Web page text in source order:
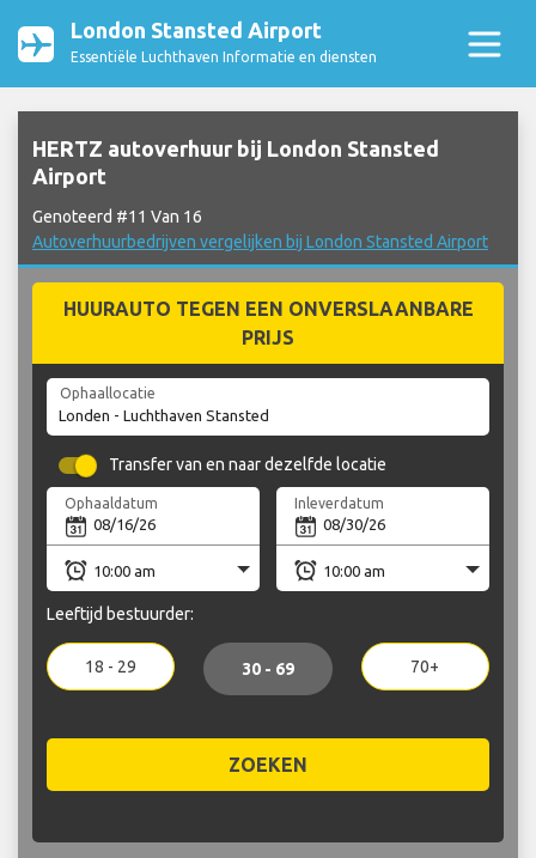
London Stansted Airport
Essentiële Luchthaven Informatie en diensten
HERTZ autoverhuur bij London Stansted
Airport
Genoteerd #11 Van 16
Autoverhuurbedrijven vergelijken bij London Stansted Airport
HUURAUTO TEGEN EEN ONVERSLAANBARE
PRIJS
Ophaallocatie
Transfer van en naar dezelfde locatie
Ophaaldatum Inleverdatum
Leeftijd bestuurder:
18 - 29 30 - 69 70+
ZOEKEN